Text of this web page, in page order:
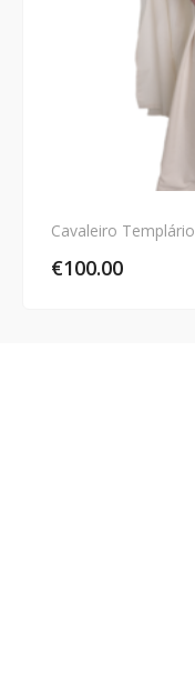
Cavaleiro Templário
€100.00